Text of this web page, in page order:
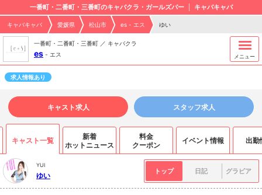
一番町・二番町・三番町のキャバクラ・ガールズバー キャバキャバ
キャバキャバ 愛媛県 松山市 es - エス ゆい
一番町・二番町・三番町 ／ キャバクラ
es - エス メニュー
求人情報あり
キャスト求人 スタッフ求人
キャスト一覧
新着
ホットニュース
料金
クーポン
イベント情報 出勤
YUI
ゆい トップ 日記 グラビア